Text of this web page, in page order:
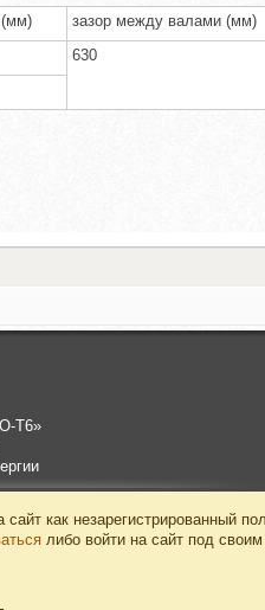
(мм) зазор между валами (мм)
630
T6»
как незарегистрированный
либо войти на сайт под